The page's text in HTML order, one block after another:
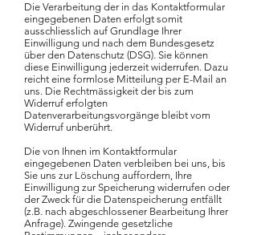
Die Verarbeitung der in das Kontaktformular
eingegebenen Daten erfolgt somit
ausschliesslich auf Grundlage Ihrer
Einwilligung und nach dem Bundesgesetz
über den Datenschutz (DSG). Sie können
diese Einwilligung jederzeit widerrufen. Dazu
reicht eine formlose Mitteilung per E-Mail an
uns. Die Rechtmässigkeit der bis zum
Widerruf erfolgten
Datenverarbeitungsvorgänge bleibt vom
Widerruf unberührt.
Die von Ihnen im Kontaktformular
eingegebenen Daten verbleiben bei uns, bis
Sie uns zur Löschung auffordern, Ihre
Einwilligung zur Speicherung widerrufen oder
der Zweck für die Datenspeicherung entfällt
(z.B. nach abgeschlossener Bearbeitung Ihrer
Anfrage). Zwingende gesetzliche